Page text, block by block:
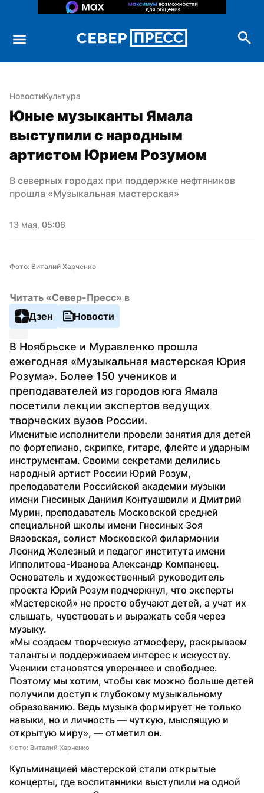
НовостиКультура
Юные музыканты Ямала
выступили с народным
артистом Юрием Розумом
В северных городах при поддержке нефтяников
прошла «Музыкальная мастерская»
13 мая, 05:06
Фото: Виталий Харченко
Читать «Север-Пресс» в
Дзен
Новости
В Ноябрьске и Муравленко прошла
ежегодная «Музыкальная мастерская Юрия
Розума». Более 150 учеников и
преподавателей из городов юга Ямала
посетили лекции экспертов ведущих
творческих вузов России.
Именитые исполнители провели занятия для детей
по фортепиано, скрипке, гитаре, флейте и ударным
инструментам. Своими секретами делились
народный артист России Юрий Розум,
преподаватели Российской академии музыки
имени Гнесиных Даниил Контуашвили и Дмитрий
Мурин, преподаватель Московской средней
специальной школы имени Гнесиных Зоя
Вязовская, солист Московской филармонии
Леонид Железный и педагог института имени
Ипполитова-Иванова Александр Компанеец.
Основатель и художественный руководитель
проекта Юрий Розум подчеркнул, что эксперты
«Мастерской» не просто обучают детей, а учат их
слышать, чувствовать и выражать себя через
музыку.
«Мы создаем творческую атмосферу, раскрываем
таланты и поддерживаем интерес к искусству.
Ученики становятся увереннее и свободнее.
Поэтому мы хотим, чтобы как можно больше детей
получили доступ к глубокому музыкальному
образованию. Ведь музыка формирует не только
навыки, но и личность — чуткую, мыслящую и
открытую миру», — отметил он.
Фото: Виталий Харченко
Кульминацией мастерской стали открытые
концерты, где воспитанники выступили на одной